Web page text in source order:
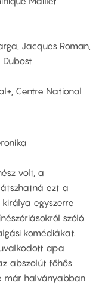
Jacques Roman,
Dubost
Centre National
volt, a
ezt a
egyszerre
szóló
komédiákat.
apa
abszolút főhős
már halványabban